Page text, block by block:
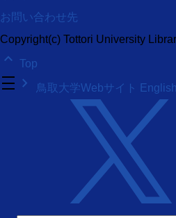
お問い合わせ先
Copyright(c) Tottori University
keyboard_arrow_up Top
density_medium keyboard_arrow_right 鳥取大学Webサイト English